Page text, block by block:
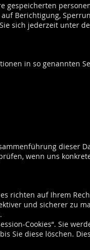
Berichtigung,
sich jederzeit unter
in so genannten
dieser
wenn uns
richten auf Ihrem
und sicherer zu
Cookies“. Sie
Sie diese löschen.